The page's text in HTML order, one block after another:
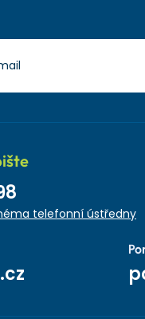
telefonní ústředny